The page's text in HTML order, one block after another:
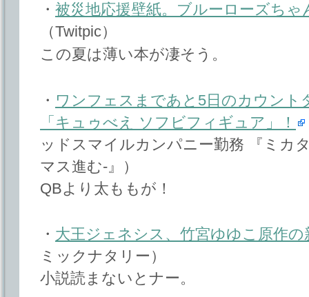
・ 被災地応援壁紙。ブルーローズち
（Twitpic）
この夏は薄い本が凄そう。
・ ワンフェスまであと5日のカウント
「キュゥべえ ソフビフィギュア」！
ッドスマイルカンパニー勤務 『ミカ
マス進む-』）
QBより太ももが！
・ 大王ジェネシス、竹宮ゆゆこ原作
ミックナタリー）
小説読まないとナー。